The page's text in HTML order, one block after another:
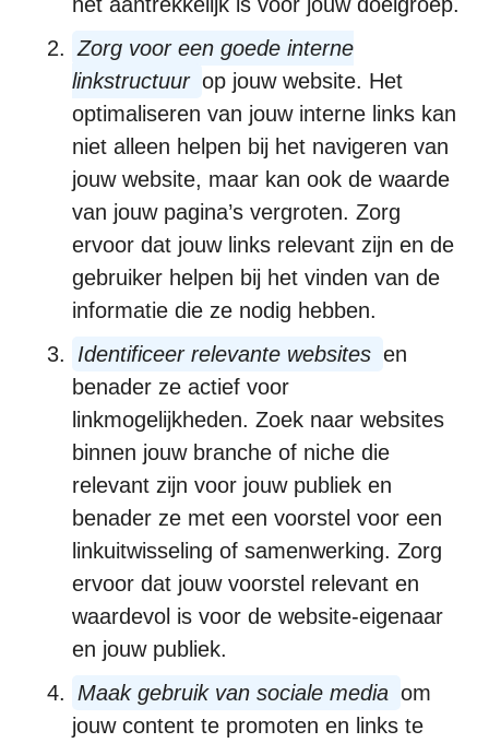
Zorg voor een goede interne
linkstructuur op jouw website. Het
optimaliseren van jouw interne links kan
niet alleen helpen bij het navigeren van
jouw website, maar kan ook de waarde
van jouw pagina’s vergroten. Zorg
ervoor dat jouw links relevant zijn en de
gebruiker helpen bij het vinden van de
informatie die ze nodig hebben.
Identificeer relevante websites en
benader ze actief voor
linkmogelijkheden. Zoek naar websites
binnen jouw branche of niche die
relevant zijn voor jouw publiek en
benader ze met een voorstel voor een
linkuitwisseling of samenwerking. Zorg
ervoor dat jouw voorstel relevant en
waardevol is voor de website-eigenaar
en jouw publiek.
Maak gebruik van sociale media om
jouw content te promoten en links te